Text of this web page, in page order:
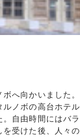
へ向かいました。
ノボの高台ホテル
自由時間にはバラ
受けた後、人々の